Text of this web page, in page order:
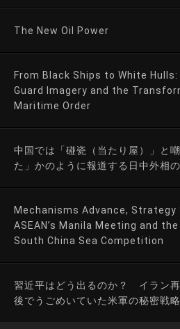
The New Oil Power
From Black Ships to White
Guard Imagery and the
Maritime Order
中国では「碰瓷（当たり屋）」と
た」かのように報道する日中外相
Mechanisms Advance,
ASEAN’s Manila Meeting and
South China Sea Competition
習近平はどう出るのか？ イラン
後でうごめいていた米軍の秘密戦略